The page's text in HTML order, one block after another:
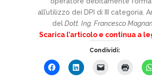
all’utilizzo dei DPI di III categoria.
delDott. Ing. Francesco
Scarica l’articolo e continua a
Condividi: